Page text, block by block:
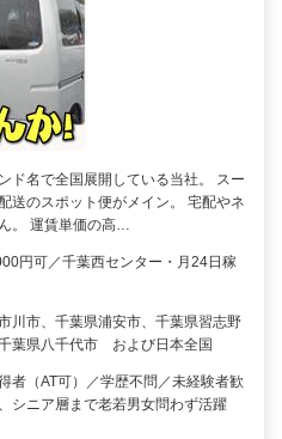
ド名で全国展開している当社。 スー
送のスポット便がメイン。 宅配やネ
。 運賃単価の高…
円可／千葉西センター・月24日稼
川市、千葉県浦安市、千葉県習志野
葉県八千代市 および日本全国
者（AT可）／学歴不問／未経験者歓
ニア層まで老若男女問わず活躍